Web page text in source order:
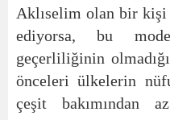
Aklıselim olan bir kişi
ediyorsa, bu
geçerliliğinin
önceleri ülkelerin
çeşit bakımından